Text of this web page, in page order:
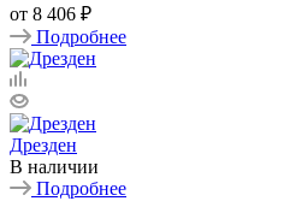
от 8 406 ₽
Подробнее
Дрезден
В наличии
Подробнее